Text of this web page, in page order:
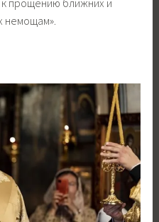
немощам».